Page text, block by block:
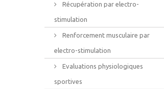
Récupération par electro-
stimulation
Renforcement musculaire par
electro-stimulation
Evaluations physiologiques
sportives